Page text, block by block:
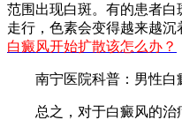
范围出现白斑。有的患者
走行，色素会变得越来越沉
白癜风开始扩散该怎么办？
南宁医院科普：男性白
总之，对于白癜风的治